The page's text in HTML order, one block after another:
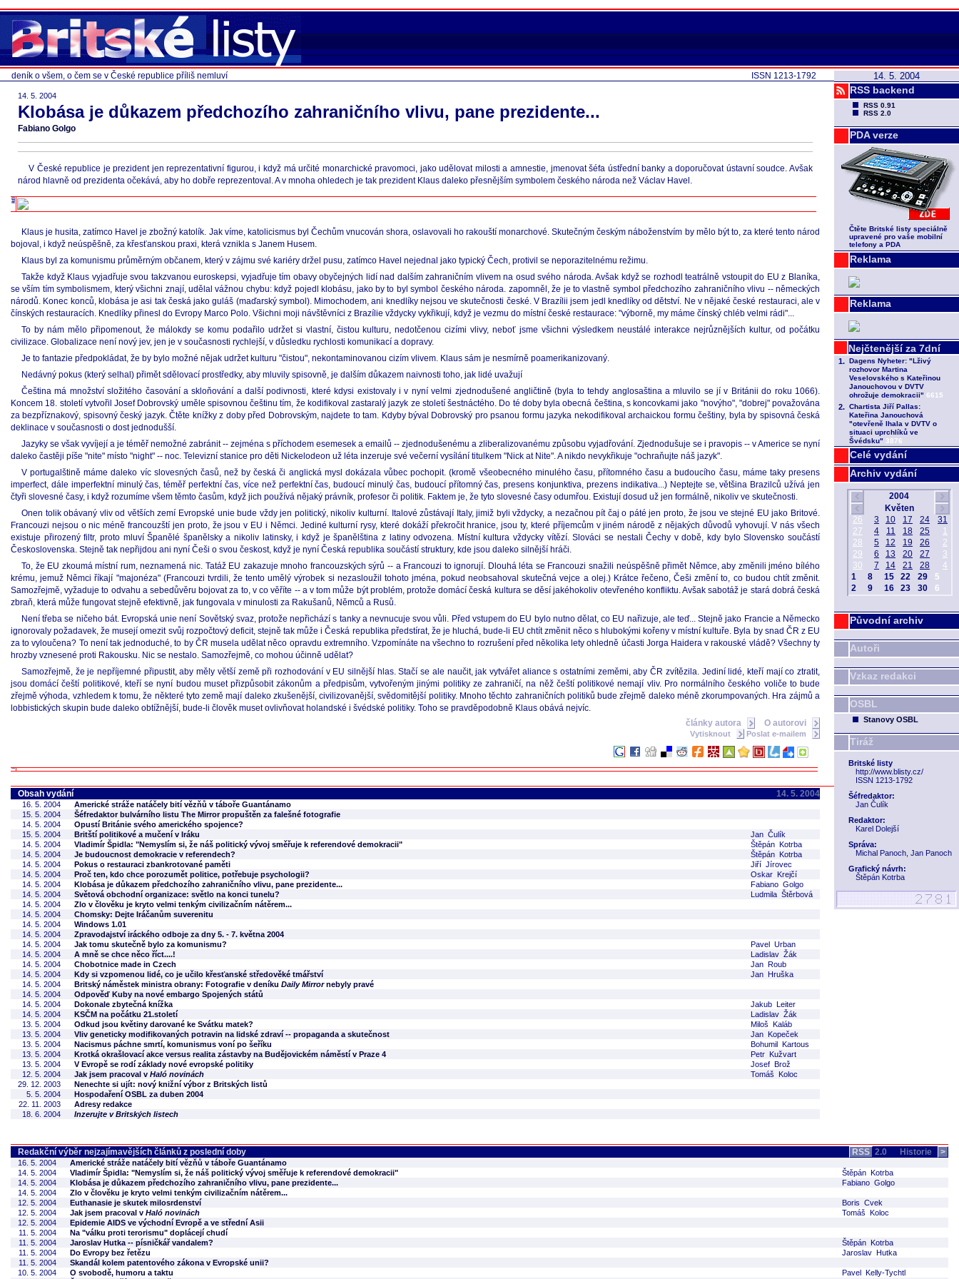
14. 5. 2004
RSS backend
RSS 0.91
RSS 2.0
PDA verze
Čtěte Britské listy speciálně
upravené pro vaše mobilní
telefony a PDA
Reklama
Reklama
Celé vydání
Archiv vydání
Původní archiv
Autoři
Vzkaz redakci
OSBL
Stanovy OSBL
Tiráž
Britské listy
http://www.blisty.cz/
ISSN 1213-1792
Šéfredaktor:
Jan Čulík
Redaktor:
Karel Dolejší
Správa:
Michal Panoch, Jan Panoch
Grafický návrh:
Štěpán Kotrba
ISSN 1213-1792
deník o všem, o čem se v České republice příliš nemluví
14. 5. 2004
Klobása je důkazem předchozího zahraničního vlivu, pane prezidente...
Fabiano Golgo
V České republice je prezident jen reprezentativní figurou, i když má určité monarchické pravomoci, jako udělovat milosti a amnestie, jmenovat šéfa ústřední banky a doporučovat ústavní soudce. Avšak
národ hlavně od prezidenta očekává, aby ho dobře reprezentoval. A v mnoha ohledech je tak prezident Klaus daleko přesnějším symbolem českého národa než Václav Havel.
Klaus je husita, zatímco Havel je zbožný katolík. Jak víme, katolicismus byl Čechům vnucován shora, oslavovali ho rakouští monarchové. Skutečným českým náboženstvím by mělo být to, za které tento národ
bojoval, i když neúspěšně, za křesťanskou praxi, která vznikla s Janem Husem.
Klaus byl za komunismu průměrným občanem, který v zájmu své kariéry držel pusu, zatímco Havel nejednal jako typický Čech, protivil se neporazitelnému režimu.
Takže když Klaus vyjadřuje svou takzvanou euroskepsi, vyjadřuje tím obavy obyčejných lidí nad dalším zahraničním vlivem na osud svého národa. Avšak když se rozhodl teatrálně vstoupit do EU z Blaníka,
se vším tím symbolismem, který všichni znají, udělal vážnou chybu: když pojedl klobásu, jako by to byl symbol českého národa. zapomněl, že je to vlastně symbol předchozího zahraničního vlivu -- německých
národů. Konec konců, klobása je asi tak česká jako guláš (maďarský symbol). Mimochodem, ani knedlíky nejsou ve skutečnosti české. V Brazílii jsem jedl knedlíky od dětství. Ne v nějaké české restauraci, ale v
čínských restauracích. Knedlíky přinesl do Evropy Marco Polo. Všichni moji návštěvníci z Brazílie vždycky vykřikují, když je vezmu do místní české restaurace: "výborně, my máme čínský chléb velmi rádi"...
To by nám mělo připomenout, že málokdy se komu podařilo udržet si vlastní, čistou kulturu, nedotčenou cizími vlivy, neboť jsme všichni výsledkem neustálé interakce nejrůznějších kultur, od počátku
civilizace. Globalizace není nový jev, jen je v současnosti rychlejší, v důsledku rychlosti komunikací a dopravy.
Je to fantazie předpokládat, že by bylo možné nějak udržet kulturu "čistou", nekontaminovanou cizím vlivem. Klaus sám je nesmírně poamerikanizovaný.
Nedávný pokus (který selhal) přimět sdělovací prostředky, aby mluvily spisovně, je dalším důkazem naivnosti toho, jak lidé uvažují
Čeština má množství složitého časování a skloňování a další podivnosti, které kdysi existovaly i v nyní velmi zjednodušené angličtině (byla to tehdy anglosaština a mluvilo se jí v Británii do roku 1066).
Koncem 18. století vytvořil Josef Dobrovský uměle spisovnou češtinu tím, že kodifikoval zastaralý jazyk ze století šestnáctého. Do té doby byla obecná čeština, s koncovkami jako "novýho", "dobrej" považována
za bezpříznakový, spisovný český jazyk. Čtěte knížky z doby před Dobrovským, najdete to tam. Kdyby býval Dobrovský pro psanou formu jazyka nekodifikoval archaickou formu češtiny, byla by spisovná česká
deklinace v současnosti o dost jednodušší.
Jazyky se však vyvíjejí a je téměř nemožné zabránit -- zejména s příchodem esemesek a emailů -- zjednodušenému a zliberalizovanému způsobu vyjadřování. Zjednodušuje se i pravopis -- v Americe se nyní
daleko častěji píše "nite" místo "night" -- noc. Televizní stanice pro děti Nickelodeon už léta inzeruje své večerní vysílání titulkem "Nick at Nite". A nikdo nevykřikuje "ochraňujte náš jazyk".
V portugalštině máme daleko víc slovesných časů, než by česká či anglická mysl dokázala vůbec pochopit. (kromě všeobecného minulého času, přítomného času a budoucího času, máme taky presens
imperfect, dále imperfektní minulý čas, téměř perfektní čas, více než perfektní čas, budoucí minulý čas, budoucí přítomný čas, presens konjunktiva, prezens indikativa...) Neptejte se, většina Brazilců užívá jen
čtyři slovesné časy, i když rozumíme všem těmto časům, když jich používá nějaký právník, profesor či politik. Faktem je, že tyto slovesné časy odumřou. Existují dosud už jen formálně, nikoliv ve skutečnosti.
Onen tolik obávaný vliv od větších zemí Evropské unie bude vždy jen politický, nikoliv kulturní. Italové zůstávají Italy, jimiž byli vždycky, a nezačnou pít čaj o páté jen proto, že jsou ve stejné EU jako Britové.
Francouzi nejsou o nic méně francouzští jen proto, že jsou v EU i Němci. Jediné kulturní rysy, které dokáží překročit hranice, jsou ty, které příjemcům v jiném národě z nějakých důvodů vyhovují. V nás všech
existuje přirozený filtr, proto mluví Španělé španělsky a nikoliv latinsky, i když je španělština z latiny odvozena. Místní kultura vždycky vítězí. Slováci se nestali Čechy v době, kdy bylo Slovensko součástí
Československa. Stejně tak nepřijdou ani nyní Češi o svou českost, když je nyní Česká republika součástí struktury, kde jsou daleko silnější hráči.
To, že EU zkoumá místní rum, neznamená nic. Tatáž EU zakazuje mnoho francouzských sýrů -- a Francouzi to ignorují. Dlouhá léta se Francouzi snažili neúspěšně přimět Němce, aby změnili jméno bílého
krému, jemuž Němci říkají "majonéza" (Francouzi tvrdili, že tento umělý výrobek si nezasloužil tohoto jména, pokud neobsahoval skutečná vejce a olej.) Krátce řečeno, Češi změní to, co budou chtít změnit.
Samozřejmě, vyžaduje to odvahu a sebedůvěru bojovat za to, v co věříte -- a v tom může být problém, protože domácí česká kultura se děsí jakéhokoliv otevřeného konfliktu. Avšak sabotáž je stará dobrá česká
zbraň, která může fungovat stejně efektivně, jak fungovala v minulosti za Rakušanů, Němců a Rusů.
Není třeba se ničeho bát. Evropská unie není Sovětský svaz, protože nepřichází s tanky a nevnucuje svou vůli. Před vstupem do EU bylo nutno dělat, co EU nařizuje, ale teď... Stejně jako Francie a Německo
ignorovaly požadavek, že musejí omezit svůj rozpočtový deficit, stejně tak může i Česká republika předstírat, že je hluchá, bude-li EU chtít změnit něco s hlubokými kořeny v místní kultuře. Byla by snad ČR z EU
za to vyloučena? To není tak jednoduché, to by ČR musela udělat něco opravdu extremního. Vzpomínáte na všechno to rozrušení před několika lety ohledně účasti Jorga Haidera v rakouské vládě? Všechny ty
hrozby vznesené proti Rakousku. Nic se nestalo. Samozřejmě, co mohou účinně udělat?
Samozřejmě, že je nepříjemné připustit, aby měly větší země při rozhodování v EU silnější hlas. Stačí se ale naučit, jak vytvářet aliance s ostatními zeměmi, aby ČR zvítězila. Jediní lidé, kteří mají co ztratit,
jsou domácí čeští politikové, kteří se nyní budou muset přizpůsobit zákonům a předpisům, vytvořeným jinými politiky ze zahraničí, na něž čeští politikové nemají vliv. Pro normálního českého voliče to bude
zřejmě výhoda, vzhledem k tomu, že některé tyto země mají daleko zkušenější, civilizovanější, svědomitější politiky. Mnoho těchto zahraničních politiků bude zřejmě daleko méně zkorumpovaných. Hra zájmů a
lobbistických skupin bude daleko obtížnější, bude-li člověk muset ovlivňovat holandské i švédské politiky. Toho se pravděpodobně Klaus obává nejvíc.
články autora
O autorovi
Vytisknout Poslat e-mailem
Obsah vydání 14. 5. 2004
16. 5. 2004
Americké stráže natáčely bití vězňů v táboře Guantánamo
15. 5. 2004
Šéfredaktor bulvárního listu The Mirror propuštěn za falešné fotografie
14. 5. 2004
Opustí Británie svého amerického spojence?
15. 5. 2004
Britští politikové a mučení v Iráku
Jan Čulík
14. 5. 2004
Vladimír Špidla: "Nemyslím si, že náš politický vývoj směřuje k referendové demokracii"
Štěpán Kotrba
14. 5. 2004
Je budoucnost demokracie v referendech?
Štěpán Kotrba
14. 5. 2004
Pokus o restauraci zbankrotované paměti
Jiří Jírovec
14. 5. 2004
Proč ten, kdo chce porozumět politice, potřebuje psychologii?
Oskar Krejčí
14. 5. 2004
Klobása je důkazem předchozího zahraničního vlivu, pane prezidente...
Fabiano Golgo
14. 5. 2004
Světová obchodní organizace: světlo na konci tunelu?
Ludmila Štěrbová
14. 5. 2004
Zlo v člověku je kryto velmi tenkým civilizačním nátěrem...
14. 5. 2004
Chomsky: Dejte Iráčanům suverenitu
14. 5. 2004
Windows 1.01
14. 5. 2004
Zpravodajství iráckého odboje za dny 5. - 7. května 2004
14. 5. 2004
Jak tomu skutečně bylo za komunismu?
Pavel Urban
14. 5. 2004
A mně se chce něco říct....!
Ladislav Žák
14. 5. 2004
Chobotnice made in Czech
Jan Roub
14. 5. 2004
Kdy si vzpomenou lidé, co je učilo křesťanské středověké tmářství
Jan Hruška
14. 5. 2004
Britský náměstek ministra obrany: Fotografie v deníku Daily Mirrornebyly pravé
14. 5. 2004
Odpověď Kuby na nové embargo Spojených států
14. 5. 2004
Dokonale zbytečná knížka
Jakub Leiter
14. 5. 2004
KSČM na počátku 21.století
Ladislav Žák
13. 5. 2004
Odkud jsou květiny darované ke Svátku matek?
Miloš Kaláb
13. 5. 2004
Vliv geneticky modifikovaných potravin na lidské zdraví -- propaganda a skutečnost
Jan Kopeček
13. 5. 2004
Nacismus páchne smrtí, komunismus voní po šeříku
Bohumil Kartous
13. 5. 2004
Krotká okrašlovací akce versus realita zástavby na Budějovickém náměstí v Praze 4
Petr Kužvart
13. 5. 2004
V Evropě se rodí základy nové evropské politiky
Josef Brož
12. 5. 2004
Jak jsem pracoval v Haló novinách
Tomáš Koloc
29. 12. 2003
Nenechte si ujít: nový knižní výbor z Britských listů
5. 5. 2004
Hospodaření OSBL za duben 2004
22. 11. 2003
Adresy redakce
18. 6. 2004
Inzerujte v Britských listech
Redakční výběr nejzajímavějších článků z poslední doby RSS 2.0 Historie >
16. 5. 2004
Americké stráže natáčely bití vězňů v táboře Guantánamo
14. 5. 2004
Vladimír Špidla: "Nemyslím si, že náš politický vývoj směřuje k referendové demokracii"
Štěpán Kotrba
14. 5. 2004
Klobása je důkazem předchozího zahraničního vlivu, pane prezidente...
Fabiano Golgo
14. 5. 2004
Zlo v člověku je kryto velmi tenkým civilizačním nátěrem...
12. 5. 2004
Euthanasie je skutek milosrdenství
Boris Cvek
12. 5. 2004
Jak jsem pracoval v Haló novinách
Tomáš Koloc
12. 5. 2004
Epidemie AIDS ve východní Evropě a ve střední Asii
11. 5. 2004
Na "válku proti terorismu" doplácejí chudí
11. 5. 2004
Jaroslav Hutka -- písničkář vandalem?
Štěpán Kotrba
11. 5. 2004
Do Evropy bez řetězu
Jaroslav Hutka
11. 5. 2004
Skandál kolem patentového zákona v Evropské unii?
10. 5. 2004
O svobodě, humoru a taktu
Pavel Kelly-Tychtl